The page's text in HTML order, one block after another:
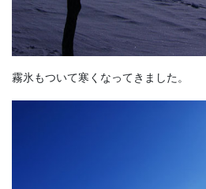
霧氷もついて寒くなってきました。